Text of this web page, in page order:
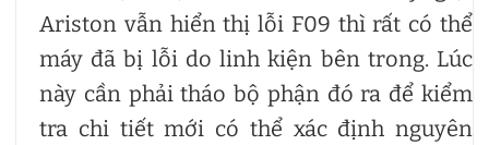
Ariston vẫn hiển thị lỗi F09 thì rất có thể
máy đã bị lỗi do linh kiện bên trong. Lúc
này cần phải tháo bộ phận đó ra để kiểm
tra chi tiết mới có thể xác định nguyên